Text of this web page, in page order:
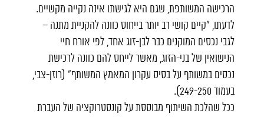
הרכישה המשותפת, שגם היא לגישתו אינה נקייה מקשיים.
לדעתו, "קיים קושי רב יותר בייחוס כוונה להקניית מתנה –
לגבי נכסים המוקנים כבר לבן-זוג אחד, לפי אורח חיי
הנישואין של בני-הזוג, מאשר לייחס להם כוונה לרכישת
נכסים במשותף על בסיס עקרון המאמץ המשותף" (רוזן-צבי,
בעמוד 249-250).
ככל שהלכת השיתוף מבוססת על קונסטרוקציה של העברת